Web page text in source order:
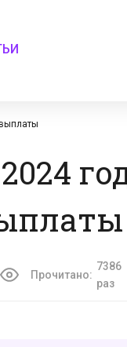
Прочитано:
7386
раз